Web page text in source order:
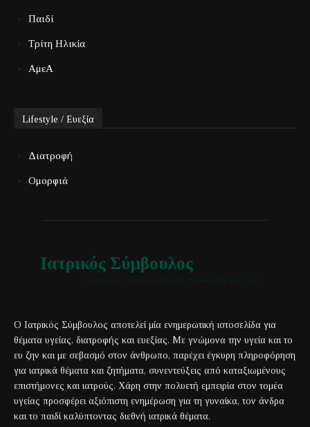
Παιδί
Τρίτη Ηλικία
ΑμεΑ
Lifestyle / Ευεξία
Διατροφή
Ομορφιά
Ιατρικός Σύμβουλος
Ο Ιατρικός Σύμβουλος αποτελεί μία ενημερωτική ιστοσελίδα για
θέματα υγείας, διατροφής και ευεξίας. Με γνώμονα την υγεία και το
ευ ζην και με σεβασμό στον άνθρωπο, παρέχει έγκυρη πληροφόρηση
για ιατρικά θέματα και ζητήματα, συνεντεύξεις από καταξιωμένους
επιστήμονες και ιατρούς. Χάρη στην πολυετή εμπειρία στον τομέα
υγείας προσφέρει αξιόπιστη ενημέρωση για τη γυναίκα, τον άνδρα
και το παιδί καλύπτοντας διεθνή ιατρικά θέματα.